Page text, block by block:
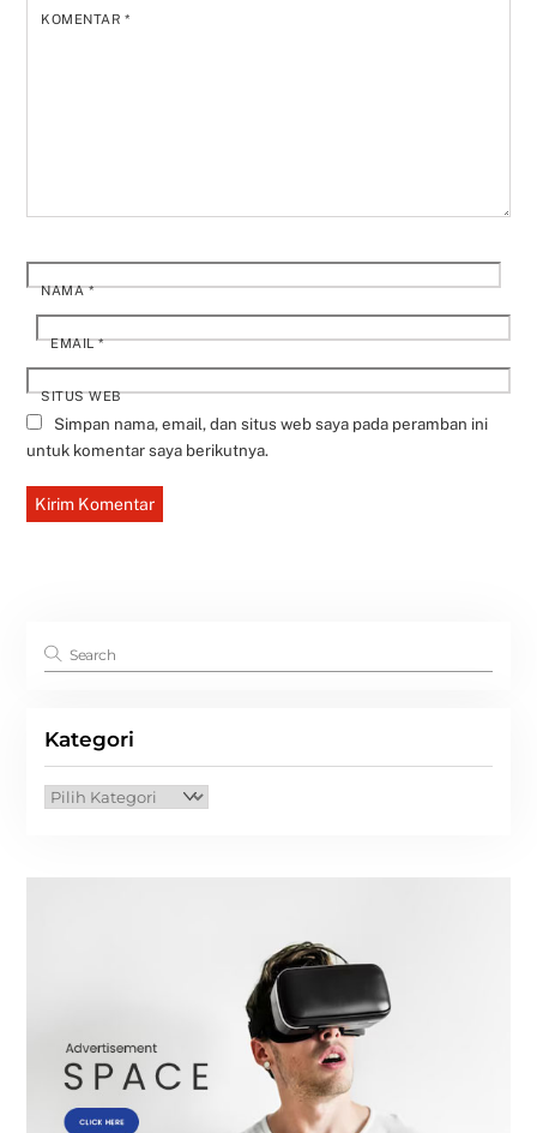
KOMENTAR*
NAMA*
EMAIL*
SITUS WEB
Simpan nama, email, dan situs web saya pada peramban ini
untuk komentar saya berikutnya.
Kategori
Kategori